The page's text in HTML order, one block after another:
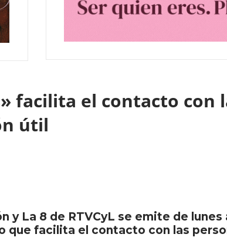
facilita el contacto con
útil
La 8 de RTVCyL se emite de lunes
que facilita el contacto con las